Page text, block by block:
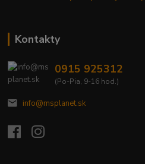
Kontakty
0915 925312
(Po-Pia, 9-16 hod.)
info@msplanet.sk